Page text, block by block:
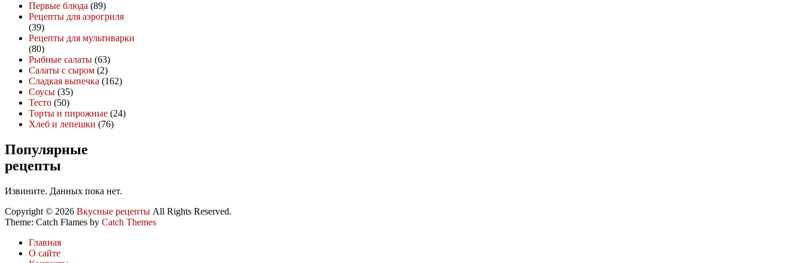
Первые блюда (89)
Рецепты для аэрогриля
(39)
Рецепты для мультиварки
(80)
Рыбные салаты (63)
Салаты с сыром (2)
Сладкая выпечка (162)
Соусы (35)
Тесто (50)
Торты и пирожные (24)
Хлеб и лепешки (76)
Популярные
рецепты
Извините. Данных пока нет.
Copyright © 2026 Вкусные рецепты All Rights Reserved.
Theme: Catch Flames by Catch Themes
Главная
О сайте